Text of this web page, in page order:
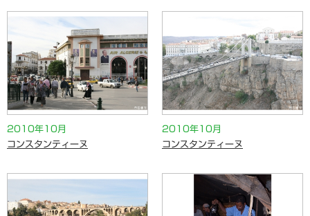
2010年10月
コンスタンティーヌ
2010年10月
コンスタンティーヌ